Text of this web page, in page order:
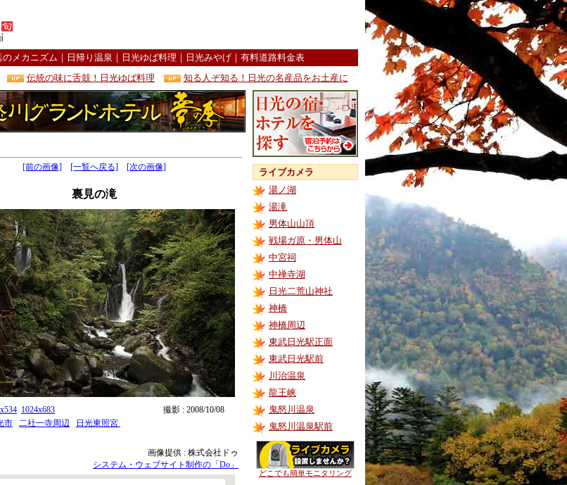
のメカニズム ｜ 日帰り温泉 ｜ 日光ゆば料理 ｜ 日光みやげ ｜ 有料道路料金表
伝統の味に舌鼓！日光ゆば料理
知る人ぞ知る！日光の名産品をお土産に
[前の画像] [一覧へ戻る] [次の画像]
裏見の滝
1024x683
撮影 : 2008/10/08
市 二社一寺周辺 日光東照宮
画像提供 : 株式会社ドゥ
システム・ウェブサイト制作の「Do」
ライブカメラ
湯ノ湖
湯滝
男体山山頂
戦場ガ原・男体山
中宮祠
中禅寺湖
日光二荒山神社
神橋
神橋周辺
東武日光駅正面
東武日光駅前
川治温泉
龍王峡
鬼怒川温泉
鬼怒川温泉駅前
どこでも簡単モニタリング